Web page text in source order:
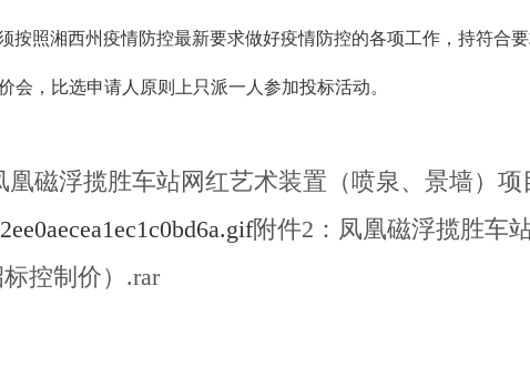
照湘西州疫情防控最新要求做好疫情防控的各项工作，持符合
会，比选申请人原则上只派一人参加投标活动。
凰磁浮揽胜车站网红艺术装置（喷泉、景墙）
附件2：凤凰磁浮揽胜车
控制价）.rar